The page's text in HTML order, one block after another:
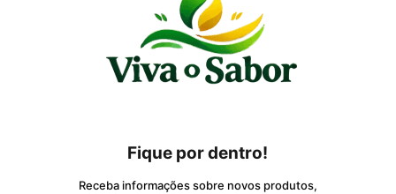
Fique por dentro!
Receba informações sobre novos produtos,